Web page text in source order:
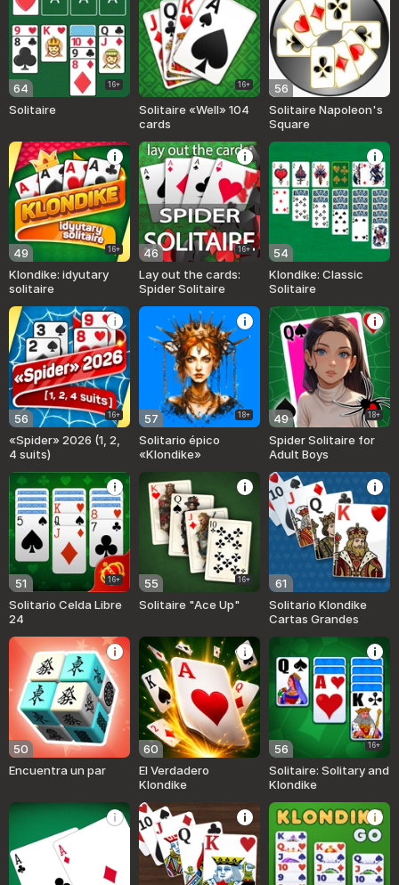
64 16+
Solitaire
16+
Solitaire «Well» 104
cards
56
Solitaire Napoleon's
Square
49 16+
Klondike: idyutary
solitaire
46 16+
Lay out the cards:
Spider Solitaire
54
Klondike: Classic
Solitaire
56 16+
«Spider» 2026 (1, 2,
4 suits)
57 18+
Solitario épico
«Klondike»
49 18+
Spider Solitaire for
Adult Boys
51 16+
Solitario Celda Libre
24
55 16+
Solitaire "Ace Up"
61
Solitario Klondike
Cartas Grandes
50
Encuentra un par
60
El Verdadero
Klondike
56 16+
Solitaire: Solitary and
Klondike